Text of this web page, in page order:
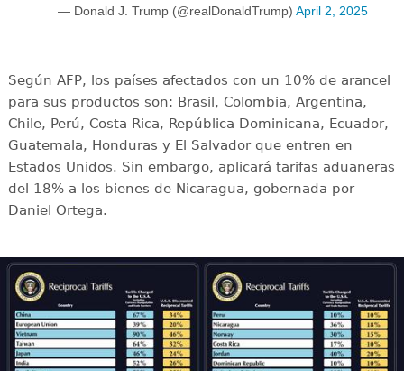
— Donald J. Trump (@realDonaldTrump) April 2, 2025
Según AFP, los países afectados con un 10% de arancel
para sus productos son: Brasil, Colombia, Argentina,
Chile, Perú, Costa Rica, República Dominicana, Ecuador,
Guatemala, Honduras y El Salvador que entren en
Estados Unidos. Sin embargo, aplicará tarifas aduaneras
del 18% a los bienes de Nicaragua, gobernada por
Daniel Ortega.